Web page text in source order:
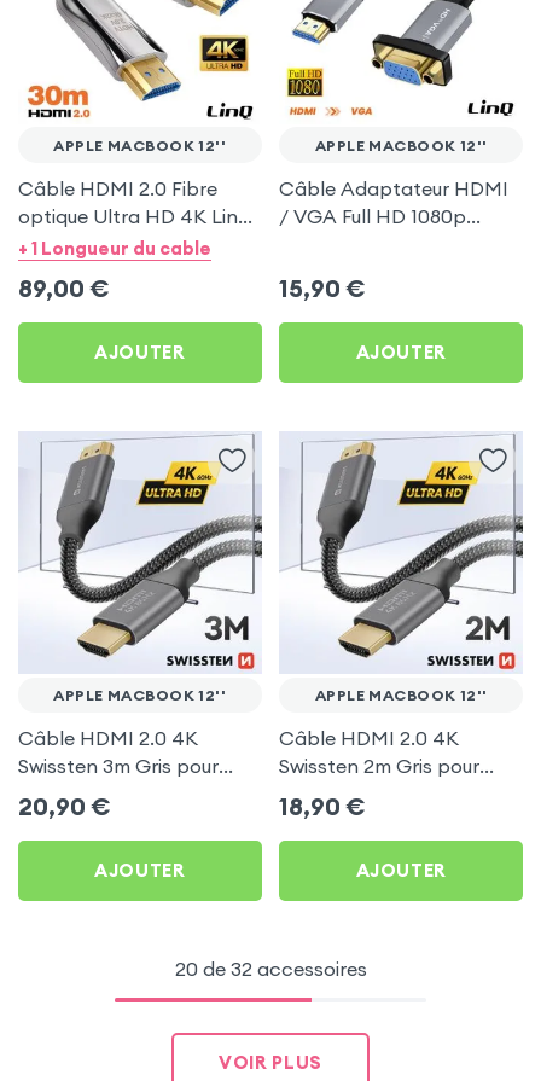
APPLE MACBOOK 12''
Câble HDMI 2.0 Fibre
optique Ultra HD 4K LinQ
30m pour Apple
+ 1 Longueur du cable
89,00 €
AJOUTER
APPLE MACBOOK 12''
Câble Adaptateur HDMI
/ VGA Full HD 1080p
15,90 €
AJOUTER
APPLE MACBOOK 12''
Câble HDMI 2.0 4K
Swissten 3m Gris pour
Apple MacBook 12''
20,90 €
AJOUTER
APPLE MACBOOK 12''
Câble HDMI 2.0 4K
Swissten 2m Gris pour
Apple MacBook 12''
18,90 €
AJOUTER
20 de 32 accessoires
VOIR PLUS